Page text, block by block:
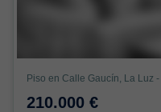
Piso en Calle Gaucín, La Luz
210.000 €